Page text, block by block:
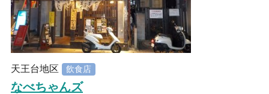
天王台地区 飲食店
なべちゃんズ